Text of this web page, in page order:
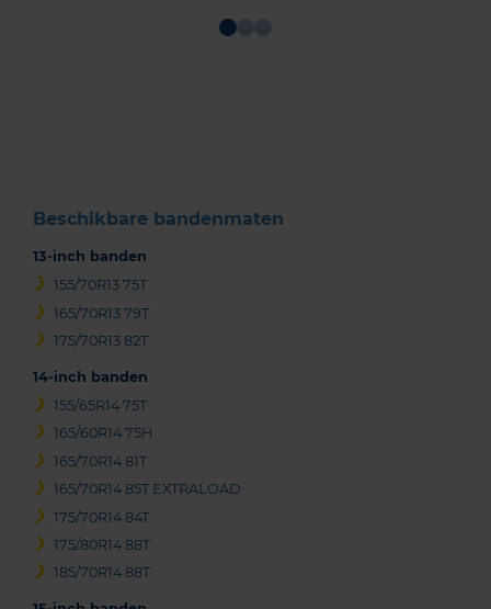
Beschikbare bandenmaten
13-inch banden
155/70R13 75T
165/70R13 79T
175/70R13 82T
14-inch banden
155/65R14 75T
165/60R14 75H
165/70R14 81T
165/70R14 85T EXTRALOAD
175/70R14 84T
175/80R14 88T
185/70R14 88T